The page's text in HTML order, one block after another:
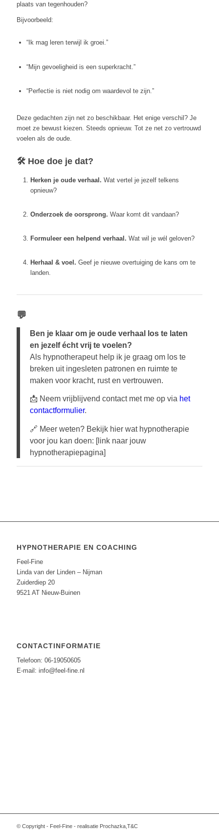
plaats van tegenhouden?
Bijvoorbeeld:
“Ik mag leren terwijl ik groei.”
“Mijn gevoeligheid is een superkracht.”
“Perfectie is niet nodig om waardevol te zijn.”
Deze gedachten zijn net zo beschikbaar. Het enige verschil? Je
moet ze bewust kiezen. Steeds opnieuw. Tot ze net zo vertrouwd
voelen als de oude.
🛠️ Hoe doe je dat?
Herken je oude verhaal. Wat vertel je jezelf telkens
opnieuw?
Onderzoek de oorsprong. Waar komt dit vandaan?
Formuleer een helpend verhaal. Wat wil je wél geloven?
Herhaal & voel. Geef je nieuwe overtuiging de kans om te
landen.
💬
Ben je klaar om je oude verhaal los te laten
en jezelf écht vrij te voelen?
Als hypnotherapeut help ik je graag om los te
breken uit ingesleten patronen en ruimte te
maken voor kracht, rust en vertrouwen.
📩 Neem vrijblijvend contact met me op via het
contactformulier.
🔗 Meer weten? Bekijk hier wat hypnotherapie
voor jou kan doen: [link naar jouw
hypnotherapiepagina]
HYPNOTHERAPIE EN COACHING
Feel-Fine
Linda van der Linden – Nijman
Zuiderdiep 20
9521 AT Nieuw-Buinen
CONTACTINFORMATIE
Telefoon: 06-19050605
E-mail: info@feel-fine.nl
© Copyright - Feel-Fine - realisatie Prochazka,T&C